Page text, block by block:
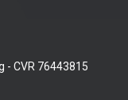
- CVR 76443815